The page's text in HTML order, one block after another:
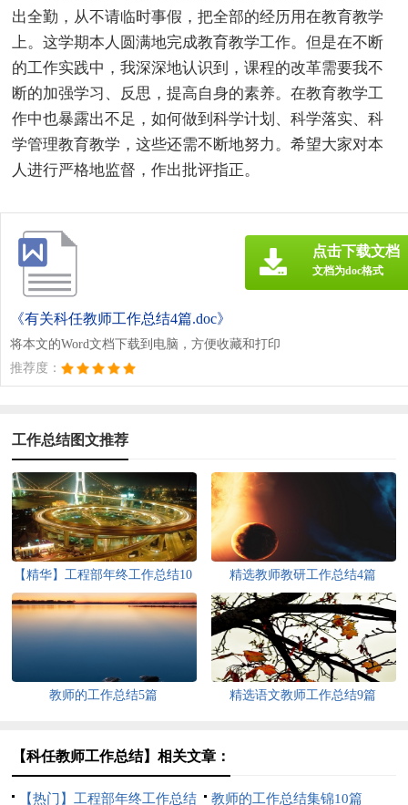
出全勤，从不请临时事假，把全部的经历用在教育教学
上。这学期本人圆满地完成教育教学工作。但是在不断
的工作实践中，我深深地认识到，课程的改革需要我不
断的加强学习、反思，提高自身的素养。在教育教学工
作中也暴露出不足，如何做到科学计划、科学落实、科
学管理教育教学，这些还需不断地努力。希望大家对本
人进行严格地监督，作出批评指正。
《有关科任教师工作总结4篇.doc》
将本文的Word文档下载到电脑，方便收藏和打印
推荐度：
点击下载文档
文档为doc格式
工作总结图文推荐
【精华】工程部年终工作总结10
篇
精选教师教研工作总结4篇
教师的工作总结5篇 精选语文教师工作总结9篇
【科任教师工作总结】相关文章：
【热门】工程部年终工作总结 教师的工作总结集锦10篇